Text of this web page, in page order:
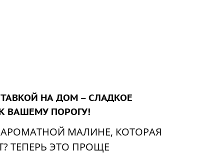
НА ДОМ – СЛАДКОЕ
ВАШЕМУ ПОРОГУ!
МАЛИНЕ, КОТОРАЯ
ТЕПЕРЬ ЭТО ПРОЩЕ